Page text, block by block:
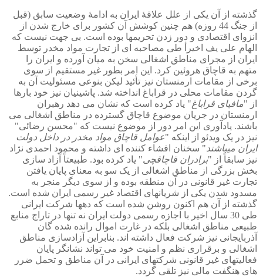
گذشته از آن یکی از علل علاقۀ ایران به ادامۀ وضعیت سابق (قبل
از جنگ 44 روزه) هم چنین کوشش آن کشور برای خارج شدن از
انزوای اقتصادی و دور زدن تحریمها بوده است. بی جهت نیست که
الهام علی یف اخیرأ طی مصاحبه ای از تجارت مواد مخدر توسط
ایران از مجرای مناطق اشغالی سخن به میان آورده و ایران را
متهم به قاچاق هروئین کرد. این امر بطور غیر مستقیم از سوی
برخی از مقامات ارمنستان نیز تأئید لیکن بنوعی مسئولیت آن به
گردن مقامات محلی در قراباغ انداخته شد. پاشینیان نیز خود بارها
از "مافیای قراباغ" یاد کرده است که نشان می دهد رهبران
ارمنستان در جریان موضوع قاچاق گسترده در مناطق اشغالی می
باشند. یادآوری این امر دور از موضوع نیست که "محسن رضائی"
نیز در یک ویدئو از اینکه "عوامل قاچاق مواد مخدر در داخل دولت
ایران میباشند" سخنان افشاء کننده ای داشته و محمود احمدی نژاد
نیز سابقاً از "برادران قاچاقچی" یاد کرده بود. طبیعتاً آزاد سازی
بخش بزرگی از مناطق اشغالی از یک سو به معنای پایان یافتن
تجارت غیر قانونی در آن منطقه بوده و از سوی دیگر منجر به
مسدود شدن یکی از شریانهای اقتصاد غیر رسمی ایران شده است.
گذشته از آن هم اکنون روشن شده است که دهها شرکت ایرانی
طی 30 سال اخیر با اجازه رسمی دولت ایران نه تنها در تاراج منابع
طبیعی مناطق اشغالی بلکه در غارت اموال رانده شده گان
آذربایجانی نیز شرکت فعال داشته اند. بنابراین آزادسازی مناطق
اشغالی و برقراری نظم و امنیت خود می تواند نشانگر پایان
فعالیتهای غیر قانونی شرکتهای ایرانی در آن مناطق و تحمل ضرر
های هنگفت مالی نیز تلقی گردد.